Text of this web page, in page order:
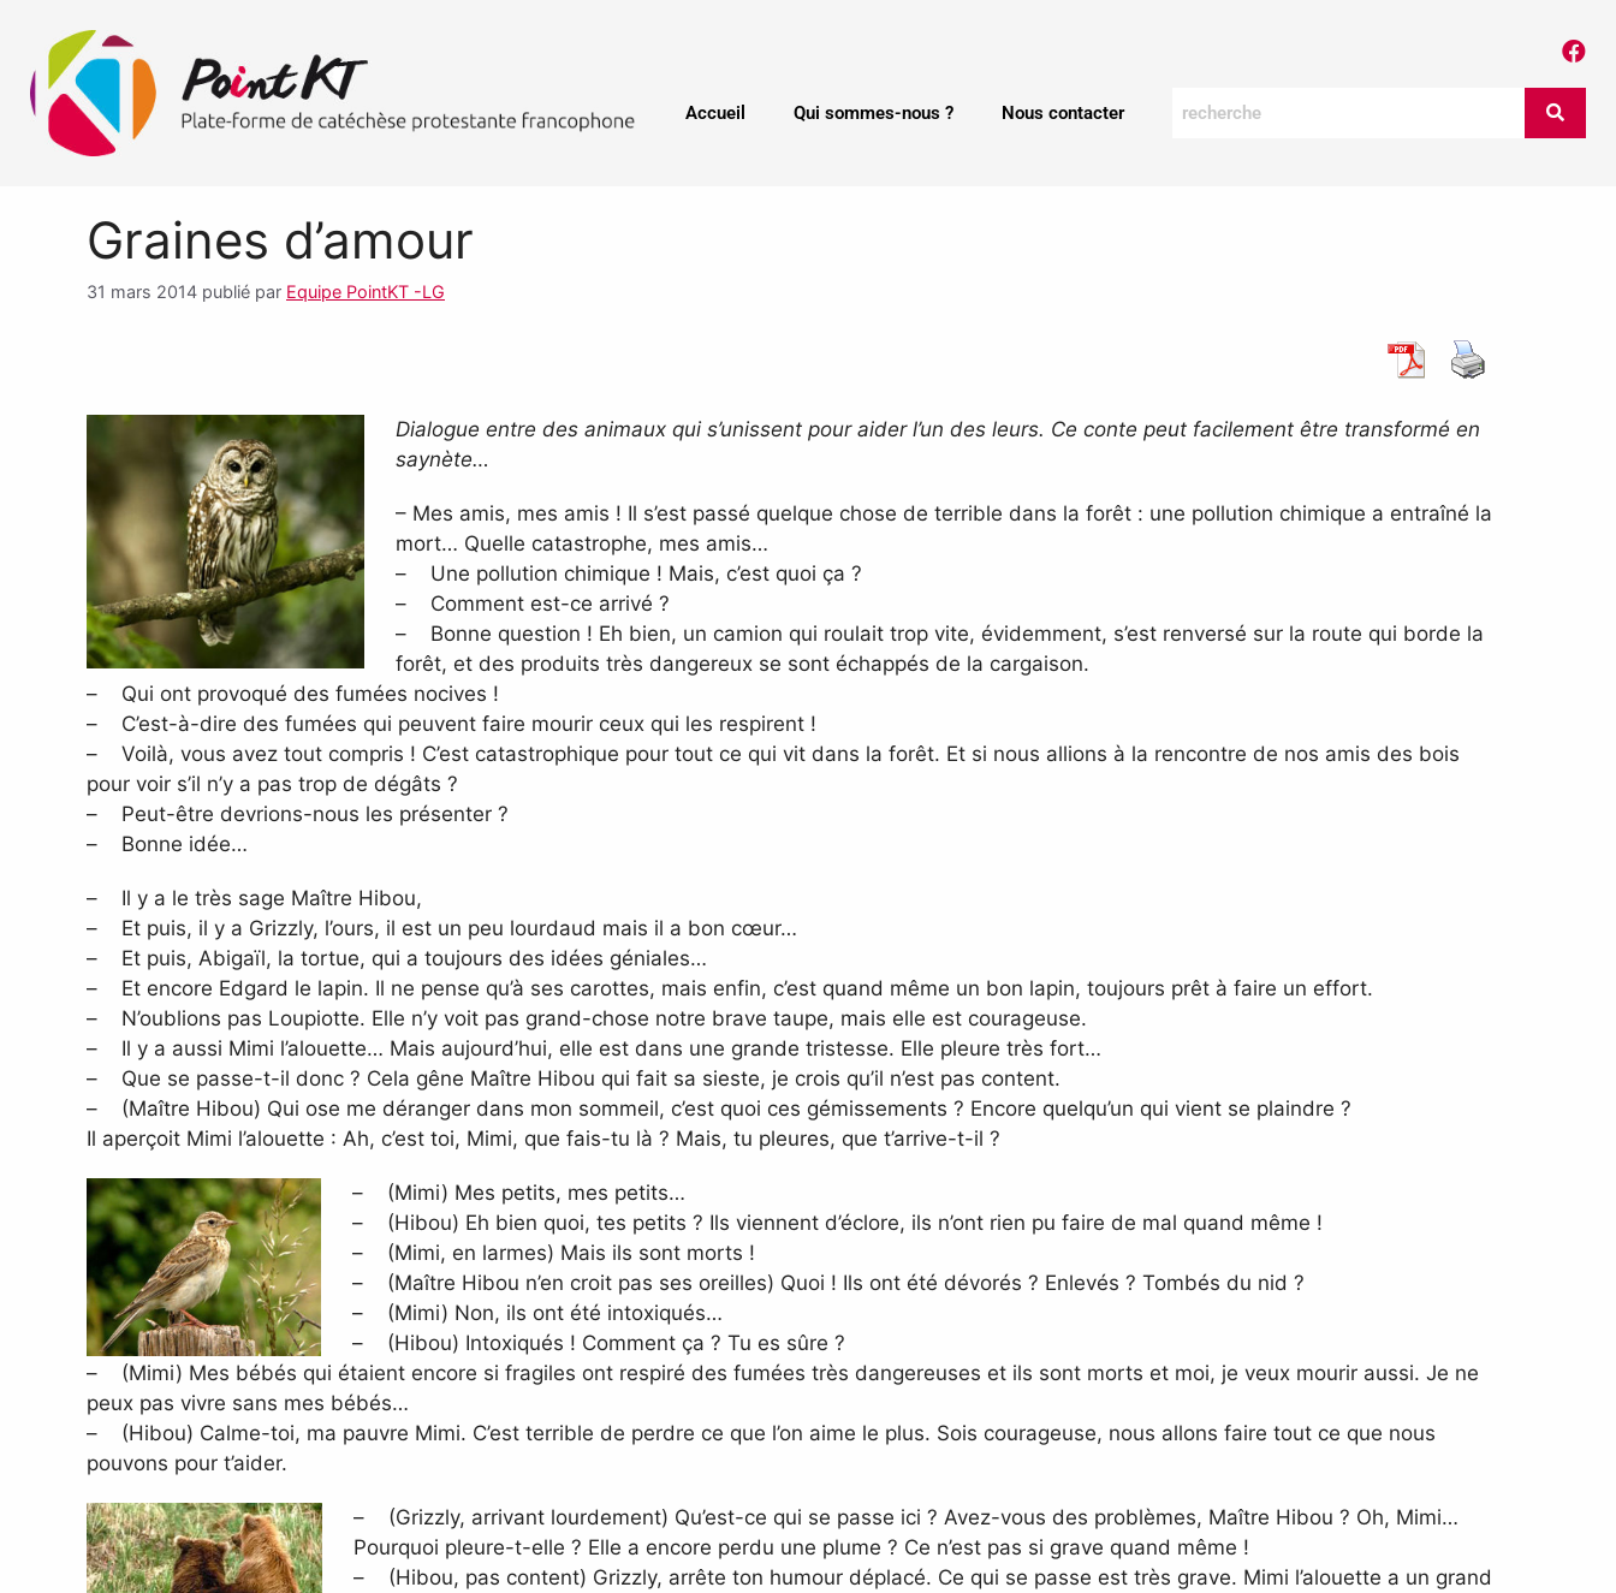
Accueil Qui sommes-nous ? Nous contacter
Graines d’amour
31 mars 2014 publié par Equipe PointKT -LG
Dialogue entre des animaux qui s’unissent pour aider l’un des leurs. Ce conte peut facilement être transformé en
saynète…
– Mes amis, mes amis ! Il s’est passé quelque chose de terrible dans la forêt : une pollution chimique a entraîné la
mort… Quelle catastrophe, mes amis…
– Une pollution chimique ! Mais, c’est quoi ça ?
– Comment est-ce arrivé ?
– Bonne question ! Eh bien, un camion qui roulait trop vite, évidemment, s’est renversé sur la route qui borde la
forêt, et des produits très dangereux se sont échappés de la cargaison.
– Qui ont provoqué des fumées nocives !
– C’est-à-dire des fumées qui peuvent faire mourir ceux qui les respirent !
– Voilà, vous avez tout compris ! C’est catastrophique pour tout ce qui vit dans la forêt. Et si nous allions à la rencontre de nos amis des bois
pour voir s’il n’y a pas trop de dégâts ?
– Peut-être devrions-nous les présenter ?
– Bonne idée…
– Il y a le très sage Maître Hibou,
– Et puis, il y a Grizzly, l’ours, il est un peu lourdaud mais il a bon cœur…
– Et puis, Abigaïl, la tortue, qui a toujours des idées géniales…
– Et encore Edgard le lapin. Il ne pense qu’à ses carottes, mais enfin, c’est quand même un bon lapin, toujours prêt à faire un effort.
– N’oublions pas Loupiotte. Elle n’y voit pas grand-chose notre brave taupe, mais elle est courageuse.
– Il y a aussi Mimi l’alouette… Mais aujourd’hui, elle est dans une grande tristesse. Elle pleure très fort…
– Que se passe-t-il donc ? Cela gêne Maître Hibou qui fait sa sieste, je crois qu’il n’est pas content.
– (Maître Hibou) Qui ose me déranger dans mon sommeil, c’est quoi ces gémissements ? Encore quelqu’un qui vient se plaindre ?
Il aperçoit Mimi l’alouette : Ah, c’est toi, Mimi, que fais-tu là ? Mais, tu pleures, que t’arrive-t-il ?
– (Mimi) Mes petits, mes petits…
– (Hibou) Eh bien quoi, tes petits ? Ils viennent d’éclore, ils n’ont rien pu faire de mal quand même !
– (Mimi, en larmes) Mais ils sont morts !
– (Maître Hibou n’en croit pas ses oreilles) Quoi ! Ils ont été dévorés ? Enlevés ? Tombés du nid ?
– (Mimi) Non, ils ont été intoxiqués…
– (Hibou) Intoxiqués ! Comment ça ? Tu es sûre ?
– (Mimi) Mes bébés qui étaient encore si fragiles ont respiré des fumées très dangereuses et ils sont morts et moi, je veux mourir aussi. Je ne
peux pas vivre sans mes bébés…
– (Hibou) Calme-toi, ma pauvre Mimi. C’est terrible de perdre ce que l’on aime le plus. Sois courageuse, nous allons faire tout ce que nous
pouvons pour t’aider.
– (Grizzly, arrivant lourdement) Qu’est-ce qui se passe ici ? Avez-vous des problèmes, Maître Hibou ? Oh, Mimi…
Pourquoi pleure-t-elle ? Elle a encore perdu une plume ? Ce n’est pas si grave quand même !
– (Hibou, pas content) Grizzly, arrête ton humour déplacé. Ce qui se passe est très grave. Mimi l’alouette a un grand